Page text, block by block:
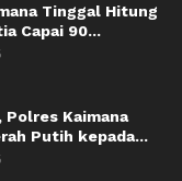
Tinggal Hitung
Capai 90...
Polres Kaimana
Putih kepada...